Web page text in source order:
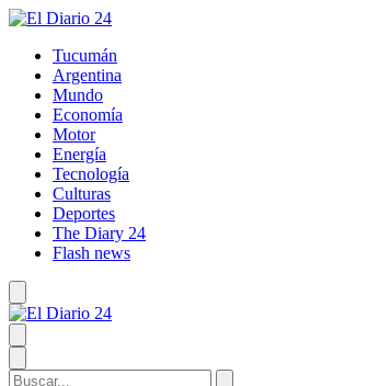
Tucumán
Argentina
Mundo
Economía
Motor
Energía
Tecnología
Culturas
Deportes
The Diary 24
Flash news